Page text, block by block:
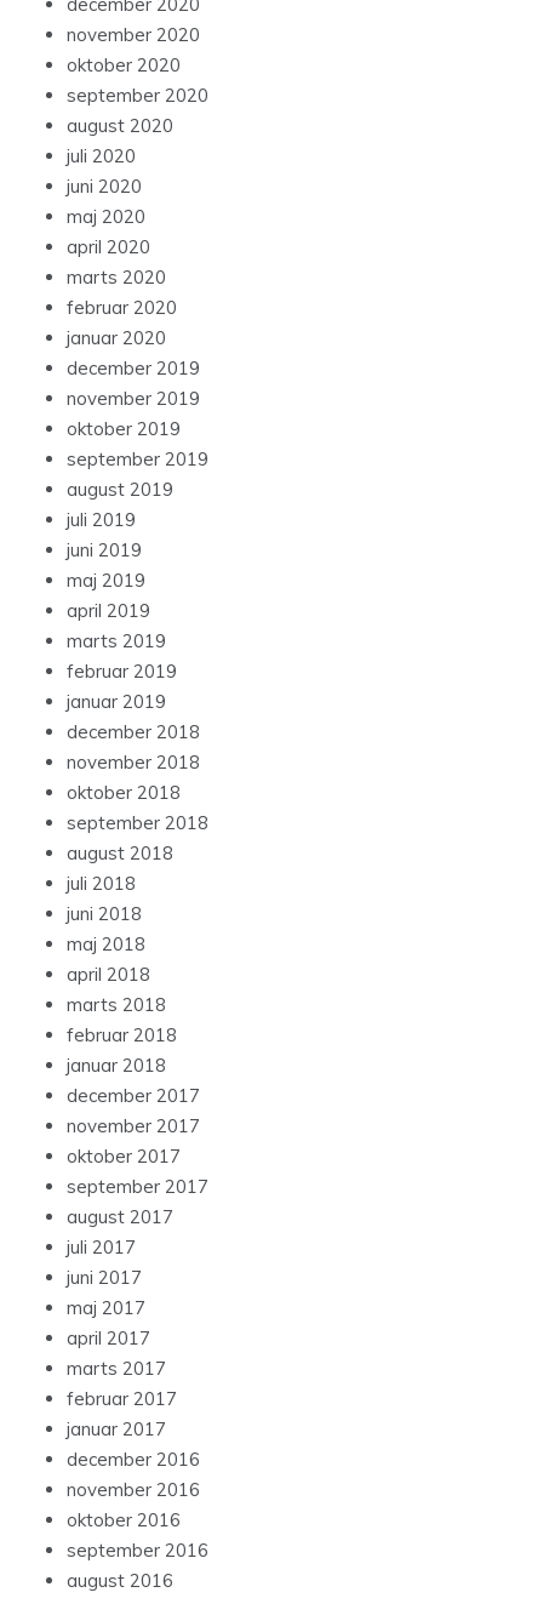
november 2020
oktober 2020
september 2020
august 2020
juli 2020
juni 2020
maj 2020
april 2020
marts 2020
februar 2020
januar 2020
december 2019
november 2019
oktober 2019
september 2019
august 2019
juli 2019
juni 2019
maj 2019
april 2019
marts 2019
februar 2019
januar 2019
december 2018
november 2018
oktober 2018
september 2018
august 2018
juli 2018
juni 2018
maj 2018
april 2018
marts 2018
februar 2018
januar 2018
december 2017
november 2017
oktober 2017
september 2017
august 2017
juli 2017
juni 2017
maj 2017
april 2017
marts 2017
februar 2017
januar 2017
december 2016
november 2016
oktober 2016
september 2016
august 2016